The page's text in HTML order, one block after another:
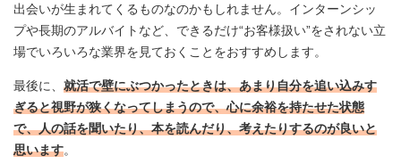
出会いが生まれてくるものなのかもしれません。インターンシッ
プや長期のアルバイトなど、できるだけ“お客様扱い”をされない立
場でいろいろな業界を見ておくことをおすすめします。
最後に、 就活で壁にぶつかったときは、あまり自分を追い込みす
ぎると視野が狭くなってしまうので、心に余裕を持たせた状態
で、人の話を聞いたり、本を読んだり、考えたりするのが良いと
思います。